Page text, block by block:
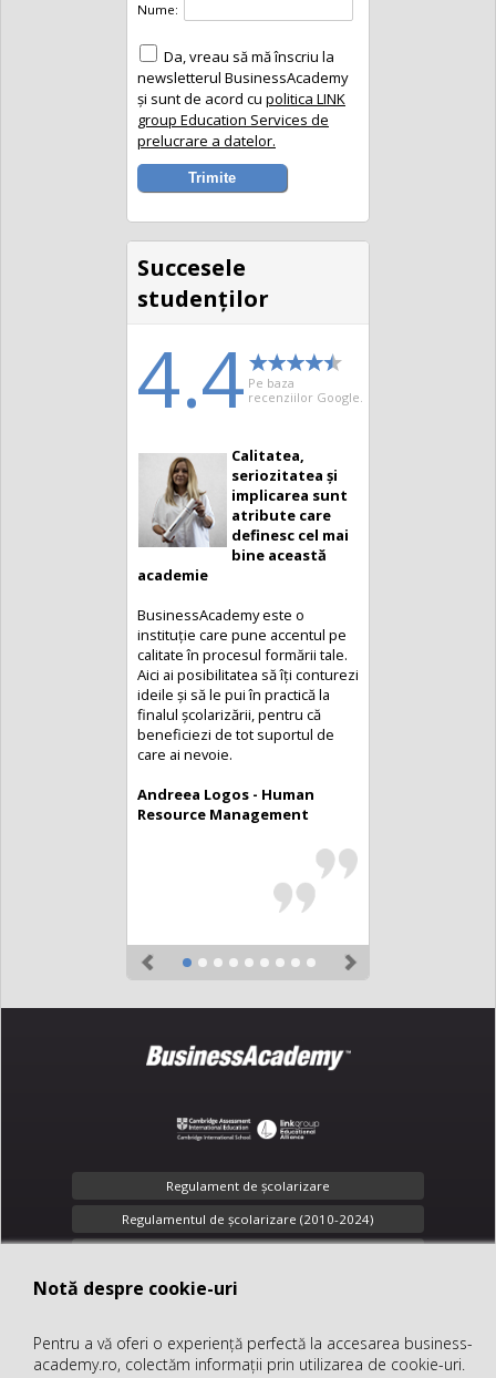
Notă despre cookie-uri
Pentru a vă oferi o experiență perfectă la accesarea business-
academy.ro, colectăm informații prin utilizarea de cookie-uri.
Nume:
Da, vreau să mă înscriu la
newsletterul BusinessAcademy
și sunt de acord cu politica LINK
group Education Services de
prelucrare a datelor.
Succesele
studenţilor
4.4 Pe baza
recenziilor Google.
Calitatea,
seriozitatea și
implicarea sunt
atribute care
definesc cel mai
bine această
academie
BusinessAcademy este o
instituție care pune accentul pe
calitate în procesul formării tale.
Aici ai posibilitatea să îți conturezi
ideile și să le pui în practică la
finalul școlarizării, pentru că
beneficiezi de tot suportul de
care ai nevoie.
Andreea Logos - Human
Resource Management
Regulament de şcolarizare
Regulamentul de școlarizare (2010-2024)
Confidenţialitate
office@business-academy.ro
+40 (312) 289 318
Notă despre cookie-uri
Pentru a vă oferi o experiență perfectă la accesarea business-
academy.ro, colectăm informații prin utilizarea de cookie-uri.